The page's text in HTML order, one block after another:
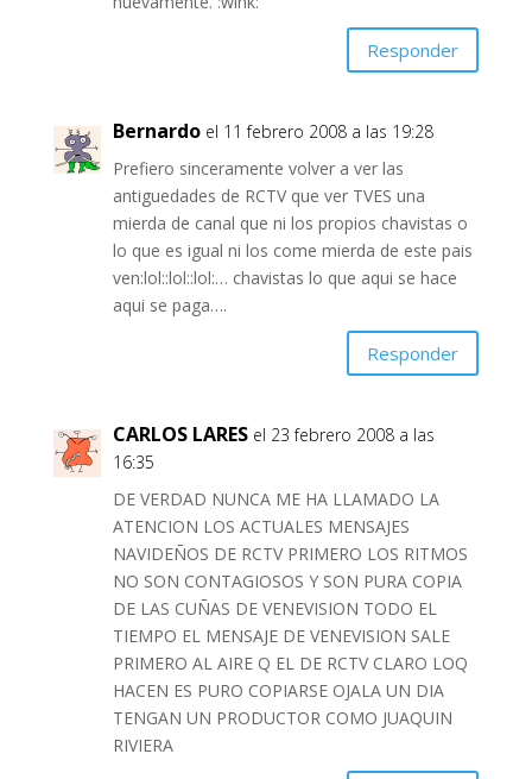
Responder
Bernardo el 11 febrero 2008 a las 19:28
Prefiero sinceramente volver a ver las
antiguedades de RCTV que ver TVES una
mierda de canal que ni los propios chavistas o
lo que es igual ni los come mierda de este pais
ven:lol::lol::lol:… chavistas lo que aqui se hace
aqui se paga….
Responder
CARLOS LARES el 23 febrero 2008 a las
16:35
DE VERDAD NUNCA ME HA LLAMADO LA
ATENCION LOS ACTUALES MENSAJES
NAVIDEÑOS DE RCTV PRIMERO LOS RITMOS
NO SON CONTAGIOSOS Y SON PURA COPIA
DE LAS CUÑAS DE VENEVISION TODO EL
TIEMPO EL MENSAJE DE VENEVISION SALE
PRIMERO AL AIRE Q EL DE RCTV CLARO LOQ
HACEN ES PURO COPIARSE OJALA UN DIA
TENGAN UN PRODUCTOR COMO JUAQUIN
RIVIERA